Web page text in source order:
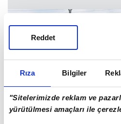
Rıza Bilgiler
"Sitelerimizde reklam ve
yürütülmesi amaçları ile
Reddet